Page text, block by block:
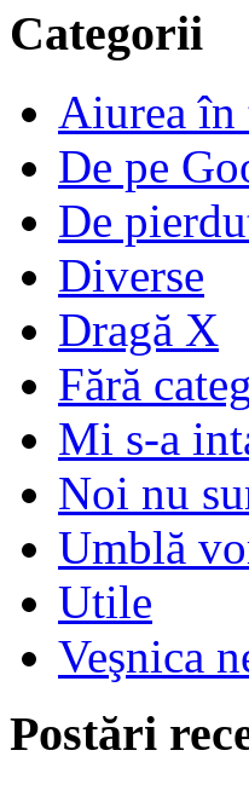
Categorii
Aiurea în
De pe
De
Diverse
Dragă X
Fără
Mi s-a
Noi nu
Umblă
Utile
Veşnica
Postări